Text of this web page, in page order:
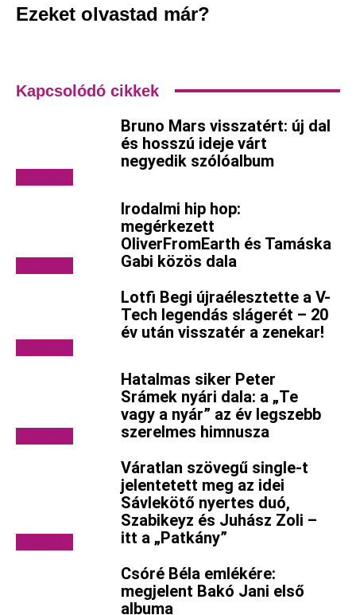
Ezeket olvastad már?
Kapcsolódó cikkek
Bruno Mars visszatért: új dal
és hosszú ideje várt
negyedik szólóalbum
Irodalmi hip hop:
megérkezett
OliverFromEarth és Tamáska
Gabi közös dala
Lotfi Begi újraélesztette a V-
Tech legendás slágerét – 20
év után visszatér a zenekar!
Hatalmas siker Peter
Srámek nyári dala: a „Te
vagy a nyár” az év legszebb
szerelmes himnusza
Váratlan szövegű single-t
jelentetett meg az idei
Sávlekötő nyertes duó,
Szabikeyz és Juhász Zoli –
itt a „Patkány”
Csóré Béla emlékére:
megjelent Bakó Jani első
albuma